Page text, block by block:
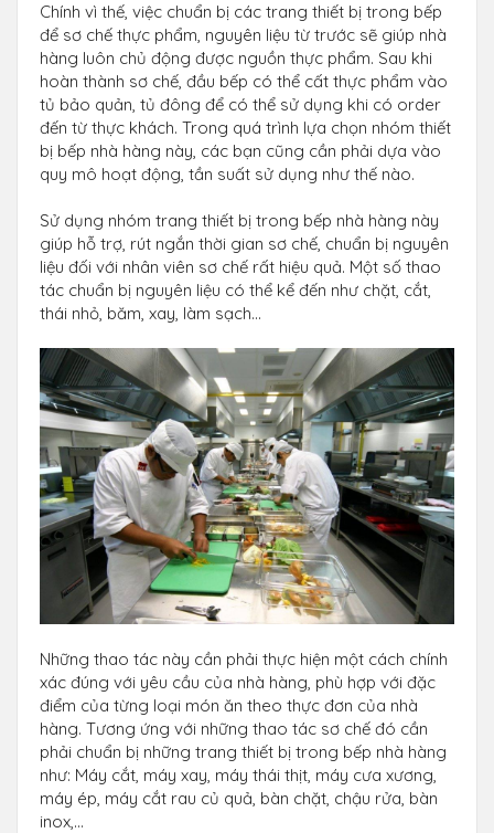
Chính vì thế, việc chuẩn bị các trang thiết bị trong bếp
để sơ chế thực phẩm, nguyên liệu từ trước sẽ giúp nhà
hàng luôn chủ động được nguồn thực phẩm. Sau khi
hoàn thành sơ chế, đầu bếp có thể cất thực phẩm vào
tủ bảo quản, tủ đông để có thể sử dụng khi có order
đến từ thực khách. Trong quá trình lựa chọn nhóm thiết
bị bếp nhà hàng này, các bạn cũng cần phải dựa vào
quy mô hoạt động, tần suất sử dụng như thế nào.
Sử dụng nhóm trang thiết bị trong bếp nhà hàng này
giúp hỗ trợ, rút ngắn thời gian sơ chế, chuẩn bị nguyên
liệu đối với nhân viên sơ chế rất hiệu quả. Một số thao
tác chuẩn bị nguyên liệu có thể kể đến như chặt, cắt,
thái nhỏ, băm, xay, làm sạch…
Những thao tác này cần phải thực hiện một cách chính
xác đúng với yêu cầu của nhà hàng, phù hợp với đặc
điểm của từng loại món ăn theo thực đơn của nhà
hàng. Tương ứng với những thao tác sơ chế đó cần
phải chuẩn bị những trang thiết bị trong bếp nhà hàng
như: Máy cắt, máy xay, máy thái thịt, máy cưa xương,
máy ép, máy cắt rau củ quả, bàn chặt, chậu rửa, bàn
inox,...